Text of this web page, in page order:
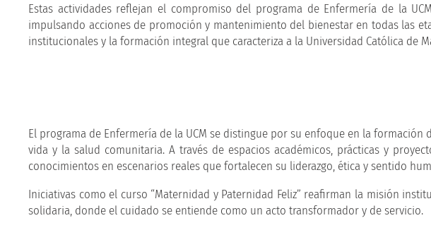
Estas actividades reflejan el compromiso del programa de Enfermería de la
impulsando acciones de promoción y mantenimiento del bienestar en todas las
institucionales y la formación integral que caracteriza a la Universidad Católica de
El programa de Enfermería de la UCM se distingue por su enfoque en la
vida y la salud comunitaria. A través de espacios académicos, prácticas y
conocimientos en escenarios reales que fortalecen su liderazgo, ética y sentido
Iniciativas como el curso “Maternidad y Paternidad Feliz” reafirman la misión
solidaria, donde el cuidado se entiende como un acto transformador y de servicio.